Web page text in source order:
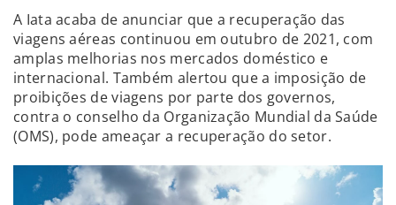
A Iata acaba de anunciar que a recuperação das
viagens aéreas continuou em outubro de 2021, com
amplas melhorias nos mercados doméstico e
internacional. Também alertou que a imposição de
proibições de viagens por parte dos governos,
contra o conselho da Organização Mundial da Saúde
(OMS), pode ameaçar a recuperação do setor.